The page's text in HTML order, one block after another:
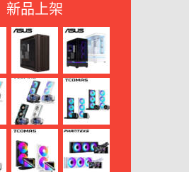
新品上架